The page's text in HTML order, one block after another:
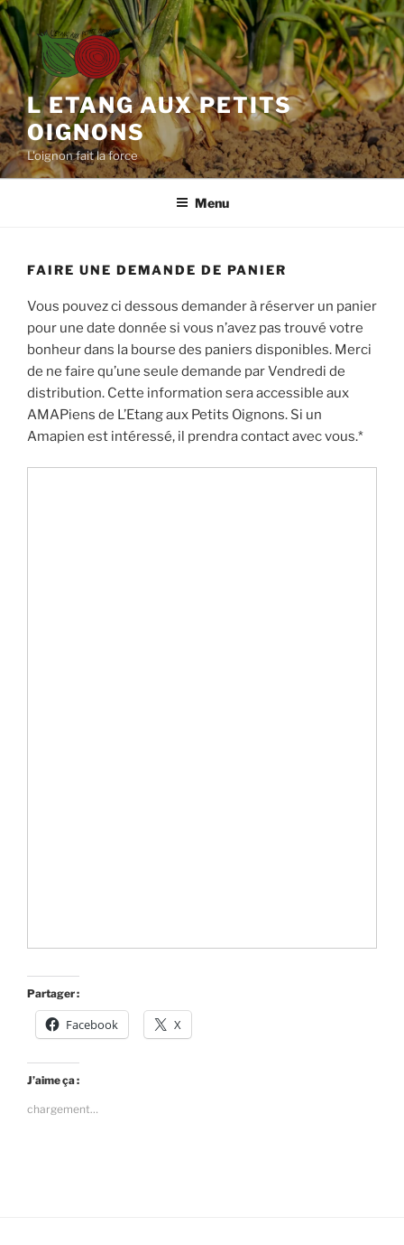
Aller
au
contenu
principal
L ETANG AUX PETITS
OIGNONS
L'oignon fait la force
Menu
FAIRE UNE DEMANDE DE PANIER
Vous pouvez ci dessous demander à réserver un panier
pour une date donnée si vous n’avez pas trouvé votre
bonheur dans la bourse des paniers disponibles. Merci
de ne faire qu’une seule demande par Vendredi de
distribution. Cette information sera accessible aux
AMAPiens de L’Etang aux Petits Oignons. Si un
Amapien est intéressé, il prendra contact avec vous.*
Partager :
Facebook X
J’aime ça :
chargement…